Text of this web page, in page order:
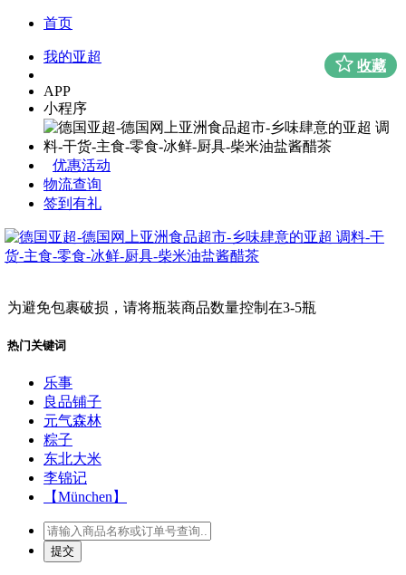
首页
我的亚超
APP
小程序
优惠活动
物流查询
签到有礼
为避免包裹破损，请将瓶装商品数量控制在3-5瓶
热门关键词
乐事
良品铺子
元气森林
粽子
东北大米
李锦记
【München】
收藏